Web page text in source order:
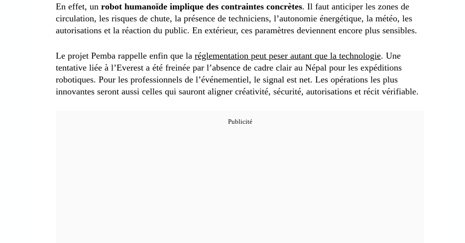
En effet, un robot humanoïde implique des contraintes concrètes. Il faut anticiper les zones de
circulation, les risques de chute, la présence de techniciens, l’autonomie énergétique, la météo, les
autorisations et la réaction du public. En extérieur, ces paramètres deviennent encore plus sensibles.
Le projet Pemba rappelle enfin que la réglementation peut peser autant que la technologie. Une
tentative liée à l’Everest a été freinée par l’absence de cadre clair au Népal pour les expéditions
robotiques. Pour les professionnels de l’événementiel, le signal est net. Les opérations les plus
innovantes seront aussi celles qui sauront aligner créativité, sécurité, autorisations et récit vérifiable.